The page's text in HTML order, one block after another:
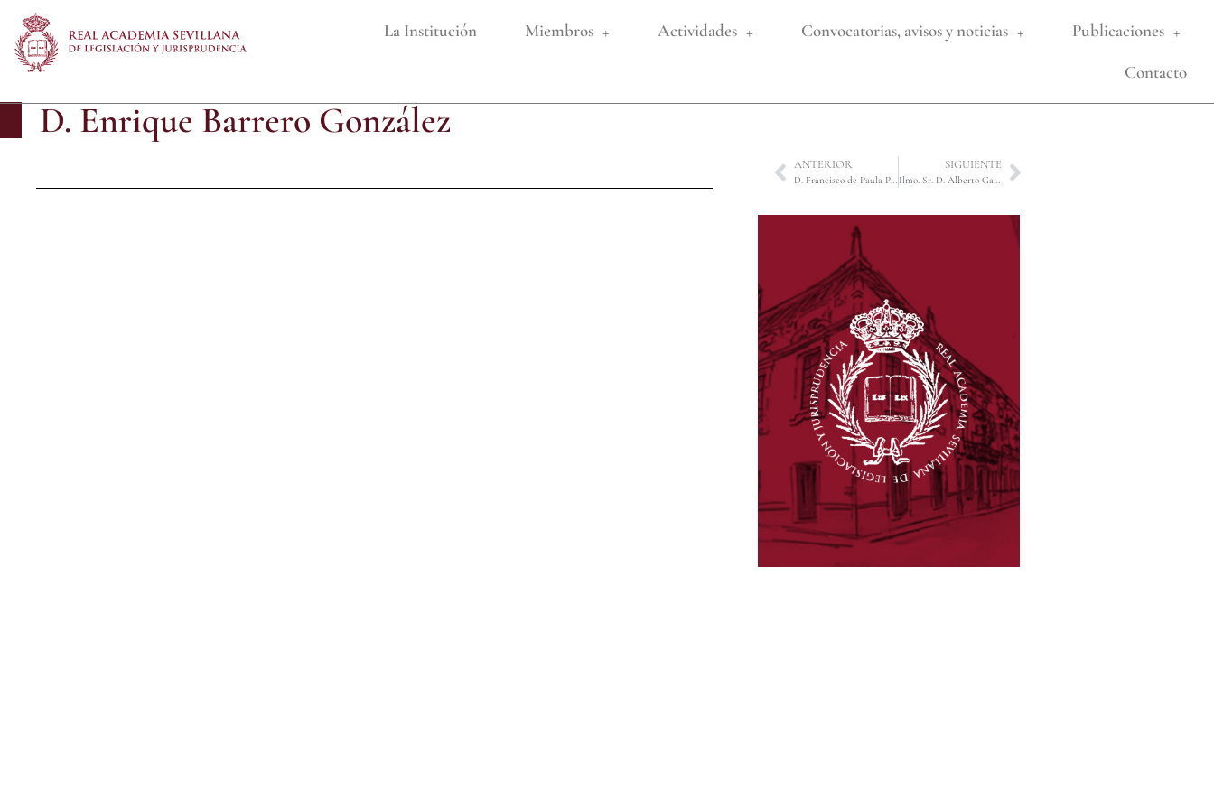
La Institución Miembros Actividades Convocatorias, avisos y noticias
Publicaciones
Contacto
D. Enrique Barrero González
ANTERIOR
D. Francisco de Paula Piñero Carrión
SIGUIENTE
Ilmo. Sr. D. Alberto García Valera